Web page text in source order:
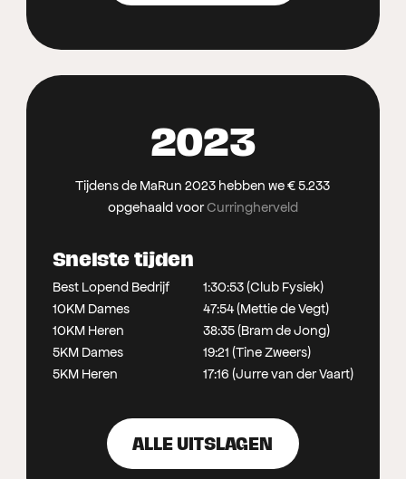
2023
Tijdens de MaRun 2023 hebben we € 5.233
opgehaald voorCurringherveld
Snelste tijden
Best Lopend Bedrijf
1:30:53 (Club Fysiek)
10KM Dames
47:54 (Mettie de Vegt)
10KM Heren
38:35 (Bram de Jong)
5KM Dames
19:21 (Tine Zweers)
5KM Heren
17:16 (Jurre van der Vaart)
ALLE UITSLAGEN